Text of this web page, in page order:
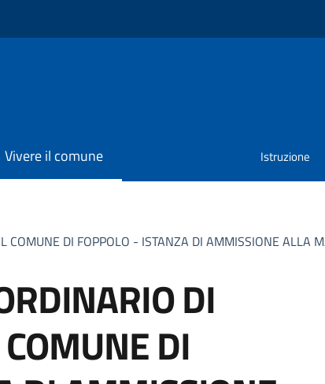
Vivere il comune Istruzione
COMUNE DI FOPPOLO - ISTANZA DI AMMISSIONE ALLA
DI
DI